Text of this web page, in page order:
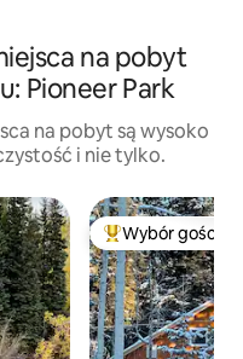
na pobyt
Pioneer Park
na pobyt są wysoko
i nie tylko.
Wybór gości